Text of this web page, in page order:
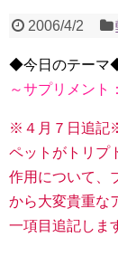
2006/4/2
◆今日のテーマ
～サプリメント
※４月７日追記
ペットがトリプ
作用について、
から大変貴重な
一項目追記しま